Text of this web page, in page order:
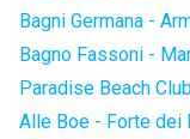
Bagni Germana -
Bagno Fassoni -
Paradise Beach
Alle Boe - Forte dei